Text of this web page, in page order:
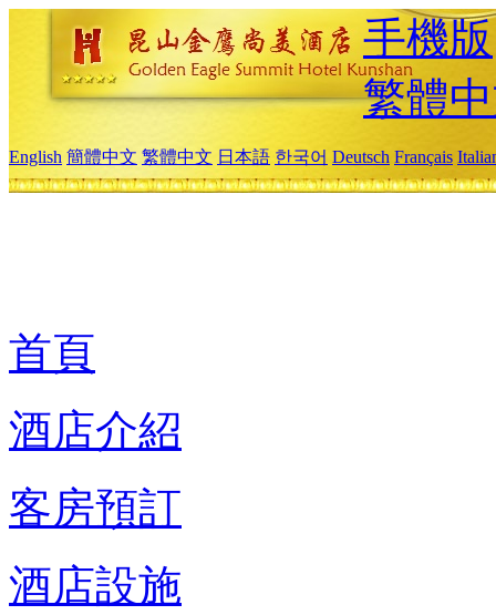
手機版
繁體
English 簡體中文 繁體中文 日本語 한국어 Deutsch Français
首頁
酒店介紹
客房預訂
酒店設施